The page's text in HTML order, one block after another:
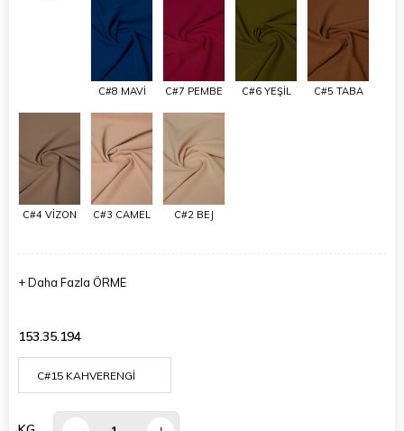
C#8 MAVİ C#7 PEMBE C#6 YEŞİL C#5 TABA
C#4 VİZON C#3 CAMEL C#2 BEJ
+Daha Fazla ÖRME
153.35.194